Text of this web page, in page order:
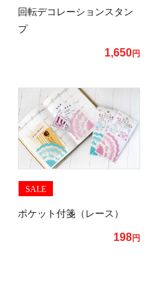
回転デコレーションスタン
プ
1,650円
SALE
ポケット付箋（レース）
198円